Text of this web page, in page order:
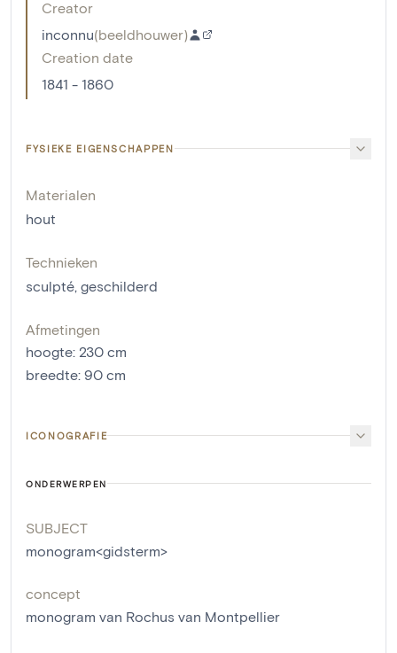
Creator
inconnu(beeldhouwer)
Creation date
1841 - 1860
FYSIEKE EIGENSCHAPPEN
Materialen
hout
Technieken
sculpté, geschilderd
Afmetingen
hoogte: 230 cm
breedte: 90 cm
ICONOGRAFIE
ONDERWERPEN
SUBJECT
monogram<gidsterm>
concept
monogram van Rochus van Montpellier